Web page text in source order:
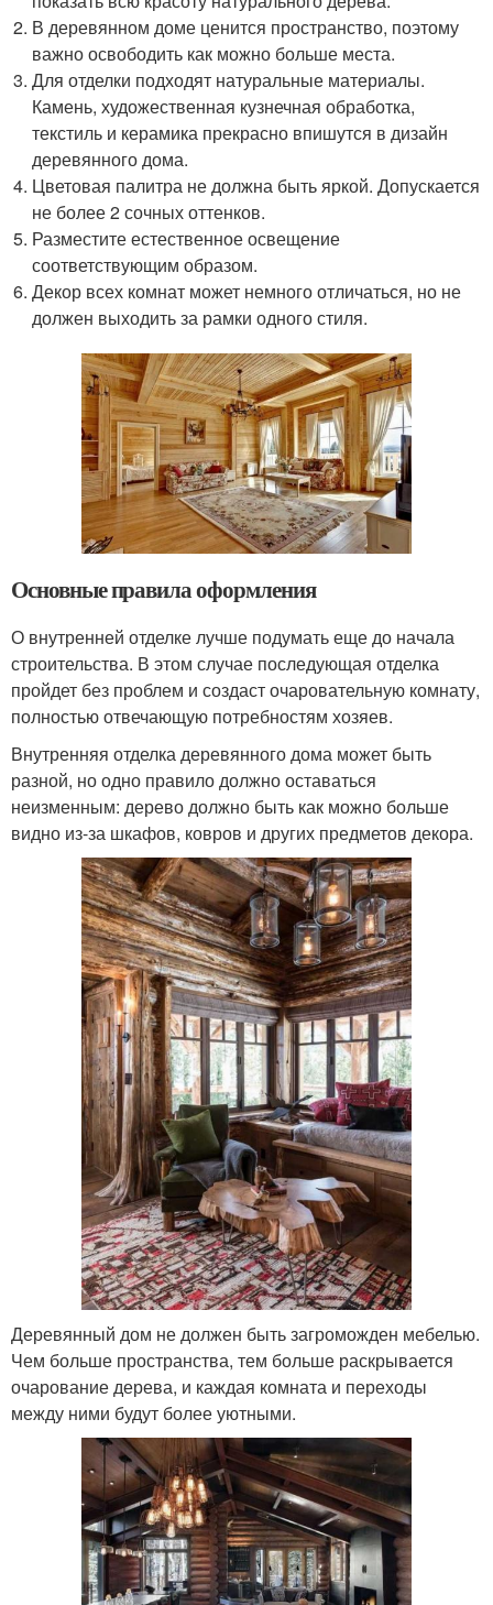
В деревянном доме ценится пространство, поэтому
важно освободить как можно больше места.
Для отделки подходят натуральные материалы.
Камень, художественная кузнечная обработка,
текстиль и керамика прекрасно впишутся в дизайн
деревянного дома.
Цветовая палитра не должна быть яркой. Допускается
не более 2 сочных оттенков.
Разместите естественное освещение
соответствующим образом.
Декор всех комнат может немного отличаться, но не
должен выходить за рамки одного стиля.
Основные правила оформления
О внутренней отделке лучше подумать еще до начала
строительства. В этом случае последующая отделка
пройдет без проблем и создаст очаровательную комнату,
полностью отвечающую потребностям хозяев.
Внутренняя отделка деревянного дома может быть
разной, но одно правило должно оставаться
неизменным: дерево должно быть как можно больше
видно из-за шкафов, ковров и других предметов декора.
Деревянный дом не должен быть загроможден мебелью.
Чем больше пространства, тем больше раскрывается
очарование дерева, и каждая комната и переходы
между ними будут более уютными.